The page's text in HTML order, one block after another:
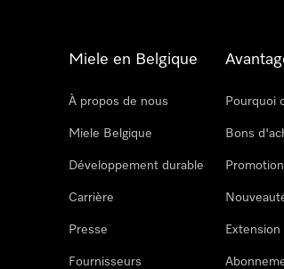
Miele en Belgique
À propos de nous
Miele Belgique
Développement durable
Carrière
Presse
Fournisseurs
Pourquoi
Bons
Extension